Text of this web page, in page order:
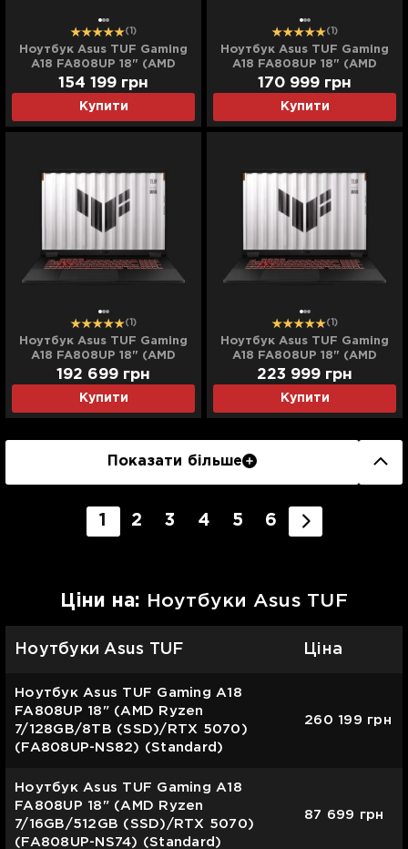
(1)
Ноутбук Asus TUF Gaming
A18 FA808UP 18" (AMD
Ryzen 7/64GB/2TB
(SSD)/RTX 5070)
(FA808UP-NS77)
(Standard)
Купити
154 199 грн
(1)
Ноутбук Asus TUF Gaming
A18 FA808UP 18" (AMD
Ryzen 7/64GB/4TB
(SSD)/RTX 5070)
(FA808UP-NS78)
(Standard)
Купити
170 999 грн
(1)
Ноутбук Asus TUF Gaming
A18 FA808UP 18" (AMD
Ryzen 7/96GB/4TB
(SSD)/RTX 5070)
(FA808UP-NS79)
(Standard)
Купити
192 699 грн
(1)
Ноутбук Asus TUF Gaming
A18 FA808UP 18" (AMD
Ryzen 7/96GB/8TB
(SSD)/RTX 5070)
(FA808UP-NS80)
(Standard)
Купити
223 999 грн
Показати більше
1 2 3 4 5 6
Цiни на: Ноутбуки Asus TUF
Ноутбуки Asus TUF Ціна
Ноутбук Asus TUF Gaming A18
FA808UP 18" (AMD Ryzen
7/128GB/8TB (SSD)/RTX 5070)
(FA808UP-NS82) (Standard)
260 199 грн
Ноутбук Asus TUF Gaming A18
FA808UP 18" (AMD Ryzen
7/16GB/512GB (SSD)/RTX 5070)
(FA808UP-NS74) (Standard)
87 699 грн